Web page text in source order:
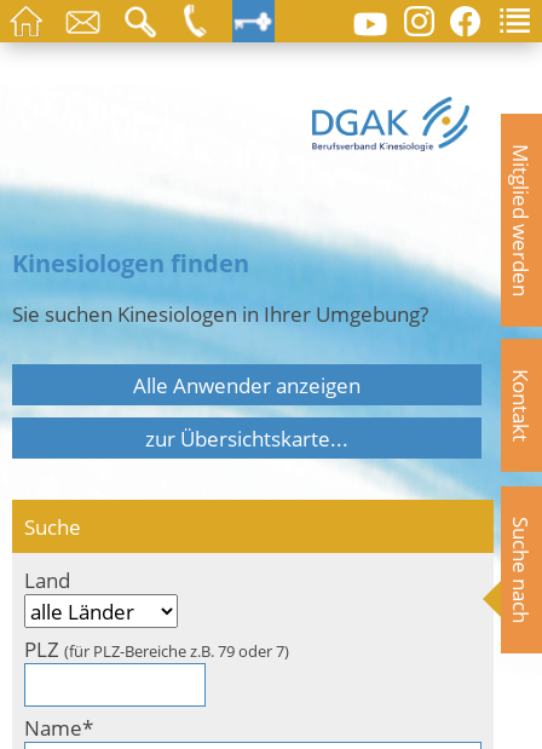
Mitglied werden
Kontakt
Suche nach
Kinesiologen finden
Sie suchen Kinesiologen in Ihrer Umgebung?
Alle Anwender anzeigen
zur Übersichtskarte...
Suche
Land
PLZ (für PLZ-Bereiche z.B. 79 oder 7)
Name*